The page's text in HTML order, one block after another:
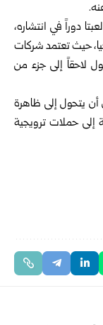
دوراً في انتشاره،
حيث تعتمد شركات
لاحقاً إلى جزء من
يتحول إلى ظاهرة
إلى حملات ترويجية